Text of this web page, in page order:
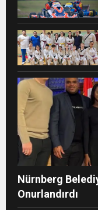
Nürnberg
Onurlandırdı